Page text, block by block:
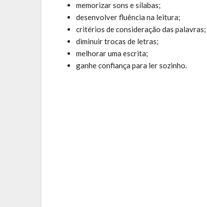
memorizar sons e sílabas;
desenvolver fluência na leitura;
critérios de consideração das palavras;
diminuir trocas de letras;
melhorar uma escrita;
ganhe confiança para ler sozinho.